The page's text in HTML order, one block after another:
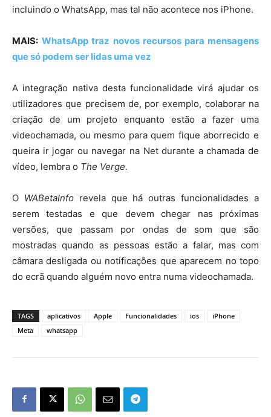
incluindo o WhatsApp, mas tal não acontece nos iPhone.
MAIS: WhatsApp traz novos recursos para mensagens
que só podem ser lidas uma vez
A integração nativa desta funcionalidade virá ajudar os
utilizadores que precisem de, por exemplo, colaborar na
criação de um projeto enquanto estão a fazer uma
videochamada, ou mesmo para quem fique aborrecido e
queira ir jogar ou navegar na Net durante a chamada de
vídeo, lembra o The Verge.
O WABetaInfo revela que há outras funcionalidades a
serem testadas e que devem chegar nas próximas
versões, que passam por ondas de som que são
mostradas quando as pessoas estão a falar, mas com
câmara desligada ou notificações que aparecem no topo
do ecrã quando alguém novo entra numa videochamada.
TAGS aplicativos Apple Funcionalidades ios
iPhone
Meta
whatsapp